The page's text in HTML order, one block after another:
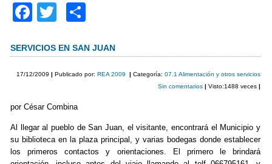
F
c
e
o
o
k
tt
er
m
p
SERVICIOS EN SAN JUAN
17/12/2009 | Publicado por:REA 2009 |Categoría:07.1 Alimentación y otros servicios
Sin comentarios| Visto:1488 veces|
por César Combina
Al llegar al pueblo de San Juan, el visitante, encontrará el Municipio y
su biblioteca en la plaza principal, y varias bodegas donde establecer
los primeros contactos y orientaciones. El primero le brindará